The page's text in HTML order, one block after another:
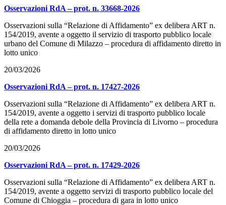
Osservazioni RdA – prot. n. 33668-2026
Osservazioni sulla “Relazione di Affidamento” ex delibera ART n.
154/2019, avente a oggetto il servizio di trasporto pubblico locale
urbano del Comune di Milazzo – procedura di affidamento diretto in
lotto unico
20/03/2026
Osservazioni RdA – prot. n. 17427-2026
Osservazioni sulla “Relazione di Affidamento” ex delibera ART n.
154/2019, avente a oggetto i servizi di trasporto pubblico locale
della rete a domanda debole della Provincia di Livorno – procedura
di affidamento diretto in lotto unico
20/03/2026
Osservazioni RdA – prot. n. 17429-2026
Osservazioni sulla “Relazione di Affidamento” ex delibera ART n.
154/2019, avente a oggetto servizi di trasporto pubblico locale del
Comune di Chioggia – procedura di gara in lotto unico